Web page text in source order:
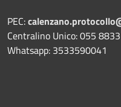
PEC:
Centralino Unico: 055
Whatsapp: 3533590041